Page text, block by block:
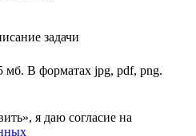
задачи
мб. В форматах jpg, pdf, png.
я даю согласие на